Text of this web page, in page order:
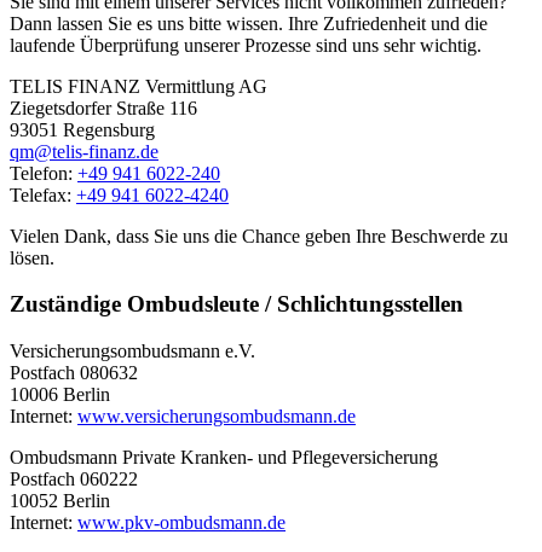
Dann lassen Sie es uns bitte wissen. Ihre Zufriedenheit und die
laufende Überprüfung unserer Prozesse sind uns sehr wichtig.
TELIS FINANZ Vermittlung AG
Ziegetsdorfer Straße 116
93051 Regensburg
qm@telis-finanz.de
Telefon: +49 941 6022-240
Telefax: +49 941 6022-4240
Vielen Dank, dass Sie uns die Chance geben Ihre Beschwerde zu
lösen.
Zuständige Ombudsleute / Schlichtungsstellen
Versicherungsombudsmann e.V.
Postfach 080632
10006 Berlin
Internet: www.versicherungsombudsmann.de
Ombudsmann Private Kranken- und Pflegeversicherung
Postfach 060222
10052 Berlin
Internet: www.pkv-ombudsmann.de